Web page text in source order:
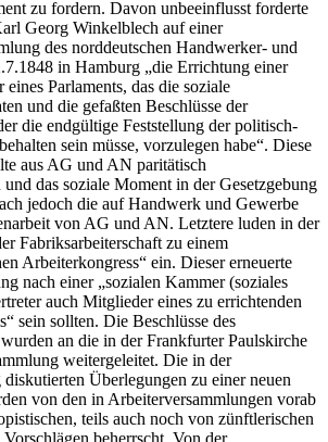
zu fordern. Davon unbeeinflusst forderte
Georg Winkelblech auf einer
des norddeutschen Handwerker- und
in Hamburg „die Errichtung einer
Parlaments, das die soziale
und die gefaßten Beschlüsse der
die endgültige Feststellung der politisch-
sein müsse, vorzulegen habe“. Diese
aus AG und AN paritätisch
und das soziale Moment in der Gesetzgebung
jedoch die auf Handwerk und Gewerbe
von AG und AN. Letztere luden in der
Fabriksarbeiterschaft zu einem
Arbeiterkongress“ ein. Dieser erneuerte
nach einer „sozialen Kammer (soziales
auch Mitglieder eines zu errichtenden
sein sollten. Die Beschlüsse des
an die in der Frankfurter Paulskirche
weitergeleitet. Die in der
Überlegungen zu einer neuen
von den in Arbeiterversammlungen vorab
teils auch noch von zünftlerischen
beherrscht. Von der